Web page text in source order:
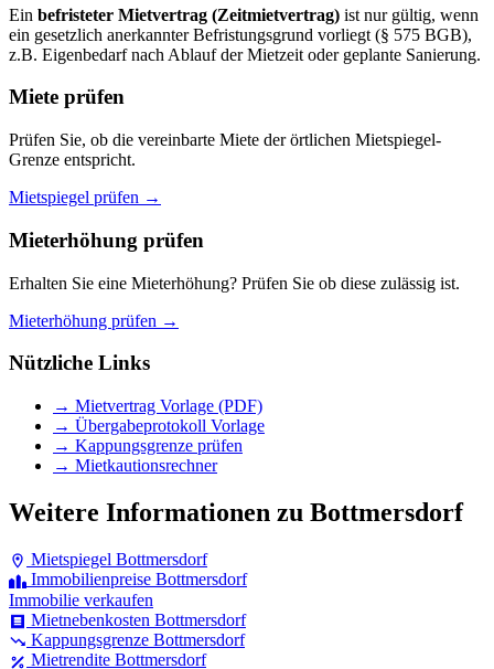
Ein befristeter Mietvertrag (Zeitmietvertrag) ist nur gültig, wenn
ein gesetzlich anerkannter Befristungsgrund vorliegt (§ 575 BGB),
z.B. Eigenbedarf nach Ablauf der Mietzeit oder geplante Sanierung.
Miete prüfen
Prüfen Sie, ob die vereinbarte Miete der örtlichen Mietspiegel-
Grenze entspricht.
Mietspiegel prüfen →
Mieterhöhung prüfen
Erhalten Sie eine Mieterhöhung? Prüfen Sie ob diese zulässig ist.
Mieterhöhung prüfen →
Nützliche Links
→ Mietvertrag Vorlage (PDF)
→ Übergabeprotokoll Vorlage
→ Kappungsgrenze prüfen
→ Mietkautionsrechner
Weitere Informationen zu Bottmersdorf
Mietspiegel Bottmersdorf
Immobilienpreise Bottmersdorf
Immobilie verkaufen
Mietnebenkosten Bottmersdorf
Kappungsgrenze Bottmersdorf
Mietrendite Bottmersdorf